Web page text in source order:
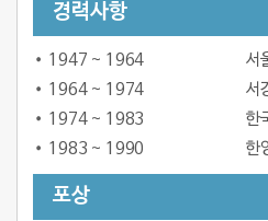
경력사항
1947 ~ 1964
서
1964 ~ 1974
서
1974 ~ 1983
한
1983 ~ 1990
한
포상